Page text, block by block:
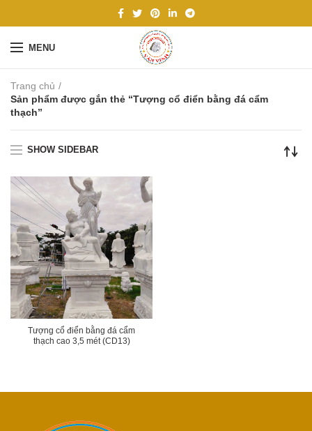
MENU
Trang chủ
Sản phẩm được gắn thẻ “Tượng cổ điển bằng đá cẩm
thạch”
SHOW SIDEBAR
Tượng cổ điển bằng đá cẩm
thạch cao 3,5 mét (CD13)